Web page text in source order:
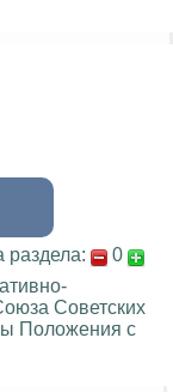
раздела:
0
Советских
Положения с